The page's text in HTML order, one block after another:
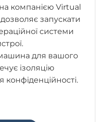
компанією Virtual
запускати
системи
машина для вашого
ізоляцію
конфіденційності.